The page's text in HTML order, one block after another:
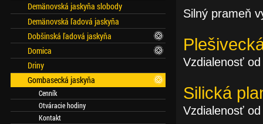
Silný prameň
Vzdialenosť
Silická
Vzdialenosť
Demänovská jaskyňa slobody
Demänovská ľadová jaskyňa
Dobšinská ľadová jaskyňa
Domica
Driny
Gombasecká jaskyňa
Cenník
Otváracie hodiny
Kontakt